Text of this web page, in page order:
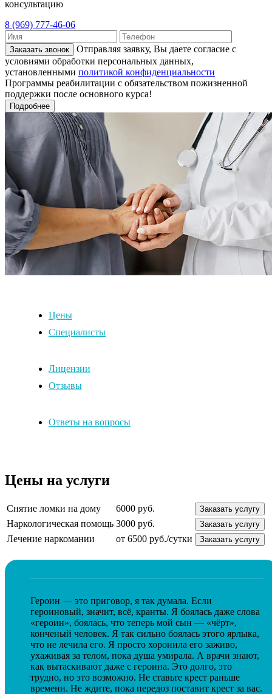
консультацию
8 (969) 777-46-06
Заказать звонок
Отправляя заявку, Вы даете согласие с
условиями обработки персональных данных,
установленными политикой конфиденциальности
Программы реабилитации с обязательством пожизненной
поддержки после основного курса!
Подробнее
Цены
Специалисты
Лицензии
Отзывы
Ответы на вопросы
Цены на услуги
Снятие ломки на дому 6000 руб. Заказать услугу
Наркологическая помощь 3000 руб. Заказать услугу
Лечение наркомании от 6500 руб./сутки Заказать услугу
Героин — это приговор, я так думала. Если
героиновый, значит, всё, кранты. Я боялась даже слова
«героин», боялась, что теперь мой сын — «чёрт»,
конченый человек. Я так сильно боялась этого ярлыка,
что не лечила его. Я просто хоронила его заживо,
ухаживая за телом, пока душа умирала. А врачи знают,
как вытаскивают даже с героина. Это долго, это
трудно, но это возможно. Не ставьте крест раньше
времени. Не ждите, пока передоз поставит крест за вас.